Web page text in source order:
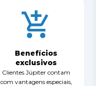
Benefícios
exclusivos
Clientes Júpiter contam
com vantagens especiais,